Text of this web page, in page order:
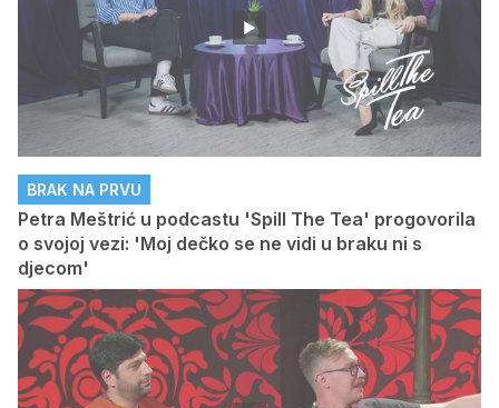
BRAK NA PRVU
Petra Meštrić u podcastu 'Spill The Tea' progovorila
o svojoj vezi: 'Moj dečko se ne vidi u braku ni s
djecom'